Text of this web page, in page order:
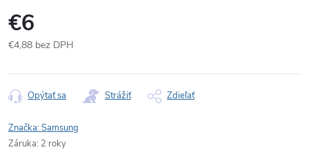
€6
€4,88 bez DPH
cena:
Opýtať sa Strážiť Zdieľať
Značka:Samsung
Záruka: 2 roky